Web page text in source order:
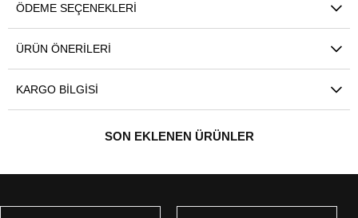
ÖDEME SEÇENEKLERI
ÜRÜN ÖNERILERI
KARGO BILGISI
SON EKLENEN ÜRÜNLER